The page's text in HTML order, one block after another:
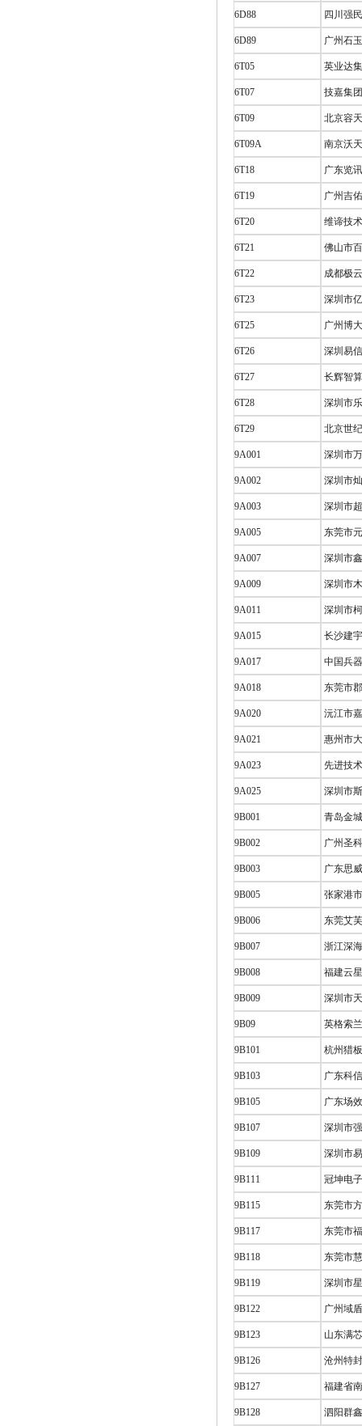
6D88 四川强
6D89 广州石
6T05 英业达
6T07 技嘉集团
6T09 北京容
6T09A 南京沃
6T18 广东览
6T19 广州吉
6T20 维谛技
6T21 佛山市
6T22 成都极
6T23 深圳市
6T25 广州博
6T26 深圳易
6T27 长辉智
6T28 深圳市
6T29 北京世
9A001 深圳市
9A002 深圳市
9A003 深圳市
9A005 东莞市
9A007 深圳市
9A009 深圳市
9A011 深圳市
9A015 长沙建
9A017 中国兵
9A018 东莞市
9A020 沅江市
9A021 惠州市
9A023 先进技
9A025 深圳市
9B001 青岛金
9B002 广州圣
9B003 广东思
9B005 张家港
9B006 东莞艾
9B007 浙江深
9B008 福建云
9B009 深圳市
9B09 英格索
9B101 杭州猎
9B103 广东科
9B105 广东场
9B107 深圳市
9B109 深圳市
9B111 冠坤电
9B115 东莞市
9B117 东莞市
9B118 东莞市
9B119 深圳市
9B122 广州域
9B123 山东满
9B126 沧州特
9B127 福建省
9B128 泗阳群